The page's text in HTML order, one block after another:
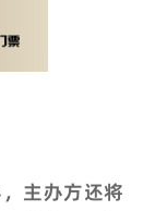
主办方还将